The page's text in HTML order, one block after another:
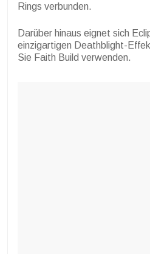
Rings verbunden.
Darüber hinaus eignet sich
einzigartigen Deathblight-
Sie Faith Build verwenden.